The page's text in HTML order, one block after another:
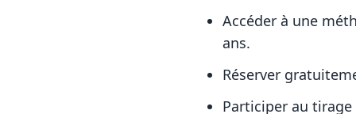
Accéder à une
ans.
Réserver
Participer au